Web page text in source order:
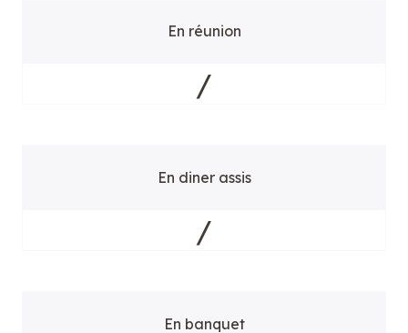
En réunion
/
En diner assis
/
En banquet